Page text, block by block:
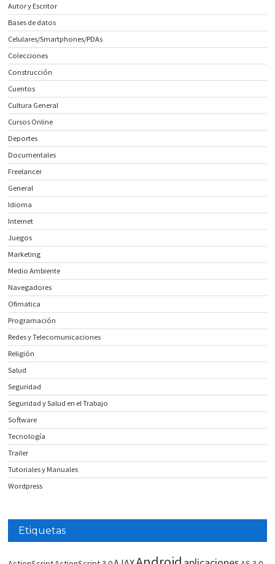
Autor y Escritor
Bases de datos
Celulares/Smartphones/PDAs
Colecciones
Construcción
Cuentos
Cultura General
Cursos Online
Deportes
Documentales
Freelancer
General
Idioma
Internet
Juegos
Marketing
Medio Ambiente
Navegadores
Ofimatica
Programación
Redes y Telecomunicaciones
Religión
Salud
Seguridad
Seguridad y Salud en el Trabajo
Software
Tecnología
Trailer
Tutoriales y Manuales
Wordpress
Etiquetas